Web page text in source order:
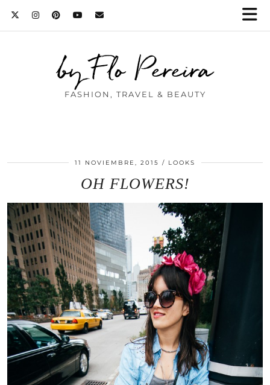
by Flo Pereira
FASHION, TRAVEL & BEAUTY
11 NOVIEMBRE, 2015 LOOKS
OH FLOWERS!